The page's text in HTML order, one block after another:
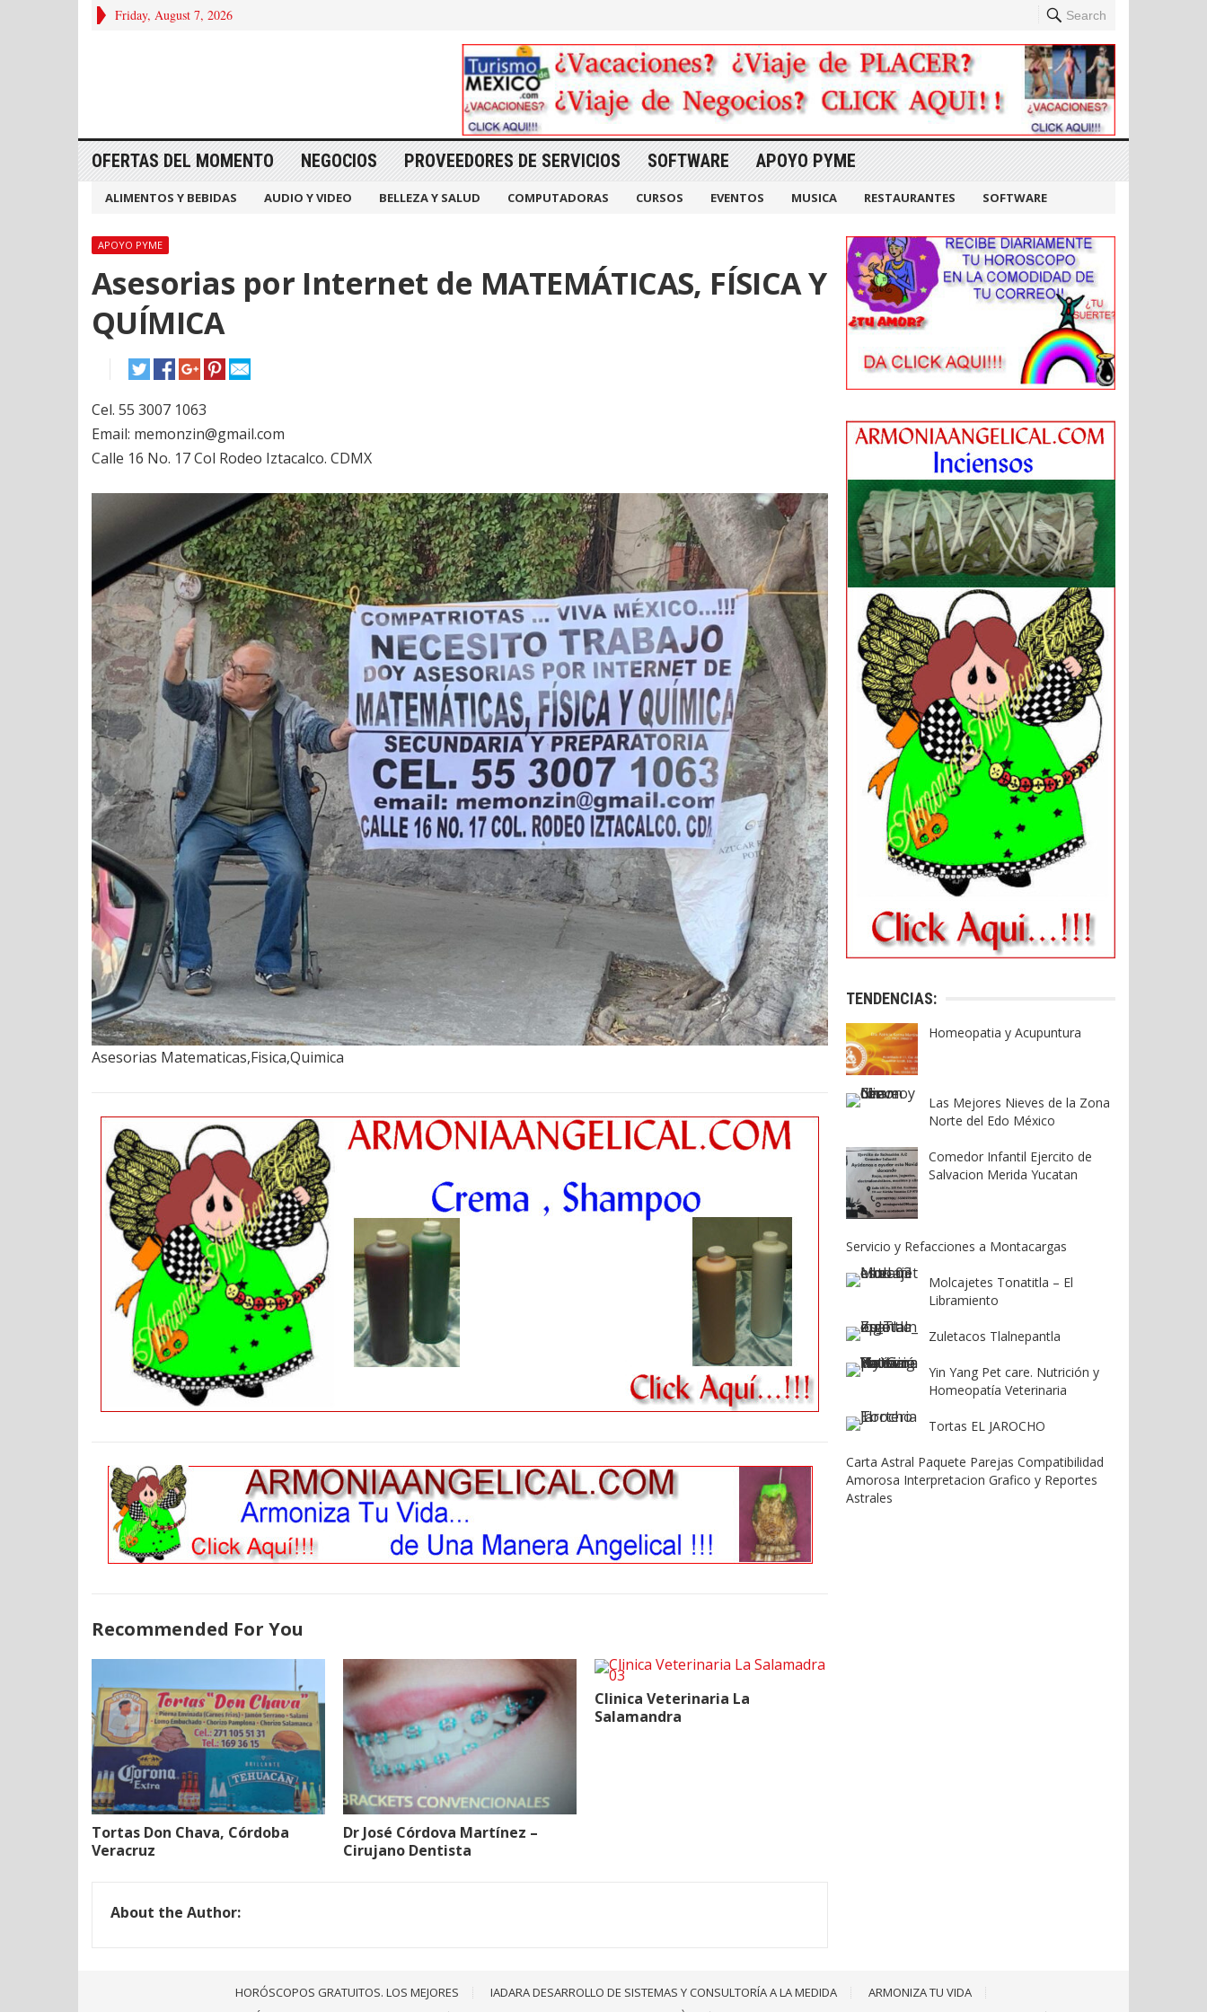
Friday, August 7, 2026 Search
OFERTAS DEL MOMENTO NEGOCIOS PROVEEDORES DE SERVICIOS SOFTWARE APOYO PYME
ALIMENTOS Y BEBIDAS AUDIO Y VIDEO BELLEZA Y SALUD COMPUTADORAS CURSOS EVENTOS MUSICA RESTAURANTES SOFTWARE
APOYO PYME
Asesorias por Internet de MATEMÁTICAS, FÍSICA Y
QUÍMICA
Cel. 55 3007 1063
Email: memonzin@gmail.com
Calle 16 No. 17 Col Rodeo Iztacalco. CDMX
Asesorias Matematicas,Fisica,Quimica
Recommended For You
Tortas Don Chava, Córdoba
Veracruz
Dr José Córdova Martínez –
Cirujano Dentista
Clinica Veterinaria La
Salamandra
About the Author:
TENDENCIAS:
Homeopatia y Acupuntura
Las Mejores Nieves de la Zona
Norte del Edo México
Comedor Infantil Ejercito de
Salvacion Merida Yucatan
Servicio y Refacciones a Montacargas
Molcajetes Tonatitla – El
Libramiento
Zuletacos Tlalnepantla
Yin Yang Pet care. Nutrición y
Homeopatía Veterinaria
Tortas EL JAROCHO
Carta Astral Paquete Parejas Compatibilidad
Amorosa Interpretacion Grafico y Reportes
Astrales
HORÓSCOPOS GRATUITOS. LOS MEJORES IADARA DESARROLLO DE SISTEMAS Y CONSULTORÍA A LA MEDIDA
ARMONIZA TU VIDA